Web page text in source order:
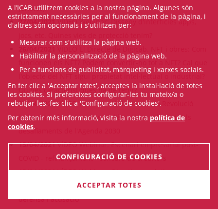
juristes)?
27/04/2021VÍDEO Webinar: Disseny d'interfícies apps,
VÍDEO El Directe de Digicab. NFT i obres: Com
funcionen els NFT? Podem convertir-ho tot a NFT? Cal que
l'objecte del NFT sigui propietat intel·lectual o industrial?
Quines característiques ha de tenir?
22/04/2021VÍDEO Presentació del llibre: 4a Revolució
industrial, el seu impacte en l'ètica i les solucions als
desafiaments de l'Agenda 2030
15/04/2021VÍDEO Webinar: Escenari empresarial post-
COVID - refinançament - concurs de creditors
15/04/2021VÍDEO Webinar: Qüestions práctiques
derivades de la conformitat des d'una perspectiva de
defensa i acusació
A l’ICAB utilitzem cookies a la nostra pàgina. Algunes són
estrictament necessàries per al funcionament de la pàgina, i
d'altres són opcionals i s'utilitzen per:
Mesurar com s'utilitza la pàgina web.
Habilitar la personalització de la pàgina web.
Per a funcions de publicitat, màrqueting i xarxes socials.
En fer clic a 'Acceptar totes', acceptes la instal·lació de totes
les cookies. Si prefereixes configurar-les tu mateix/a o
rebutjar-les, fes clic a 'Configuració de cookies'.
Per obtenir més informació, visita la nostra política de
cookies.
CONFIGURACIÓ DE COOKIES
ACCEPTAR TOTES